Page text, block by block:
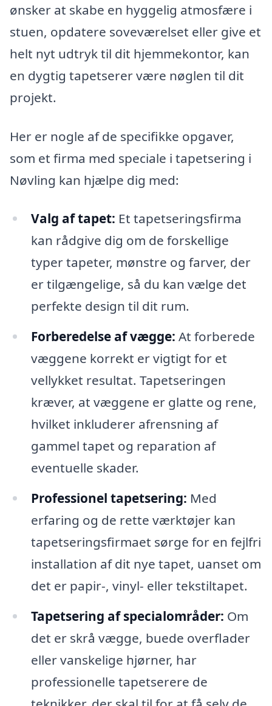
ønsker at skabe en hyggelig atmosfære i
stuen, opdatere soveværelset eller give et
helt nyt udtryk til dit hjemmekontor, kan
en dygtig tapetserer være nøglen til dit
projekt.
Her er nogle af de specifikke opgaver,
som et firma med speciale i tapetsering i
Nøvling kan hjælpe dig med:
Valg af tapet: Et tapetseringsfirma
kan rådgive dig om de forskellige
typer tapeter, mønstre og farver, der
er tilgængelige, så du kan vælge det
perfekte design til dit rum.
Forberedelse af vægge: At forberede
væggene korrekt er vigtigt for et
vellykket resultat. Tapetseringen
kræver, at væggene er glatte og rene,
hvilket inkluderer afrensning af
gammel tapet og reparation af
eventuelle skader.
Professionel tapetsering: Med
erfaring og de rette værktøjer kan
tapetseringsfirmaet sørge for en fejlfri
installation af dit nye tapet, uanset om
det er papir-, vinyl- eller tekstiltapet.
Tapetsering af specialområder: Om
det er skrå vægge, buede overflader
eller vanskelige hjørner, har
professionelle tapetserere de